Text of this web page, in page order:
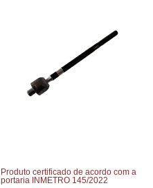
Produto certificado de acordo com a
portaria INMETRO 145/2022